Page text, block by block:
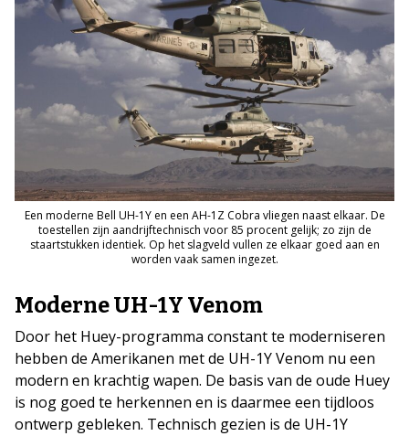
Een moderne Bell UH-1Y en een AH-1Z Cobra vliegen naast elkaar. De
toestellen zijn aandrijftechnisch voor 85 procent gelijk; zo zijn de
staartstukken identiek. Op het slagveld vullen ze elkaar goed aan en
worden vaak samen ingezet.
Moderne UH-1Y Venom
Door het Huey-programma constant te moderniseren
hebben de Amerikanen met de UH-1Y Venom nu een
modern en krachtig wapen. De basis van de oude Huey
is nog goed te herkennen en is daarmee een tijdloos
ontwerp gebleken. Technisch gezien is de UH-1Y